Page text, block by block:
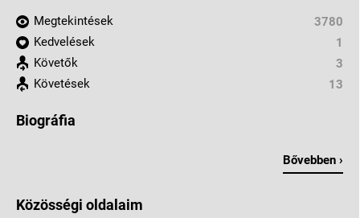
Megtekintések
3780
Kedvelések
1
Követők
3
Követések
13
Biográfia
Bővebben ›
Közösségi oldalaim